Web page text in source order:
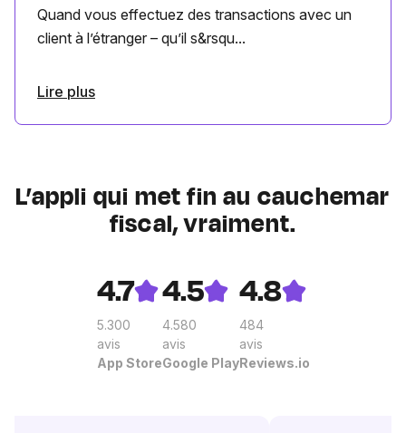
Quand vous effectuez des transactions avec un
client à l’étranger – qu’il s&rsqu...
Lire plus
L’appli qui met fin au cauchemar
fiscal, vraiment.
4.7
5.300
avis
App Store
4.5
4.580
avis
Google Play
4.8
484
avis
Reviews.io